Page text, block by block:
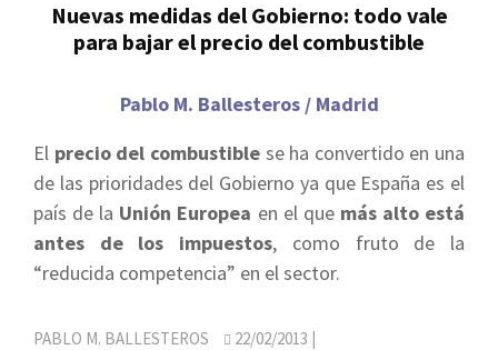
Nuevas medidas del Gobierno: todo vale
para bajar el precio del combustible
Pablo M. Ballesteros / Madrid
El precio del combustiblese ha convertido en una
de las prioridades del Gobierno ya que España es el
país de la Unión Europea en el que más alto está
antes de los impuestos, como fruto de la
“reducida competencia” en el sector.
PABLO M. BALLESTEROS 22/02/2013 |